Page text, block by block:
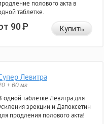
полового акта в
таблетке.
90Р Купить
Левитра
+ 60 мг
одной таблетке Левитра для
эрекции и Дапоксетин
продления полового акта!